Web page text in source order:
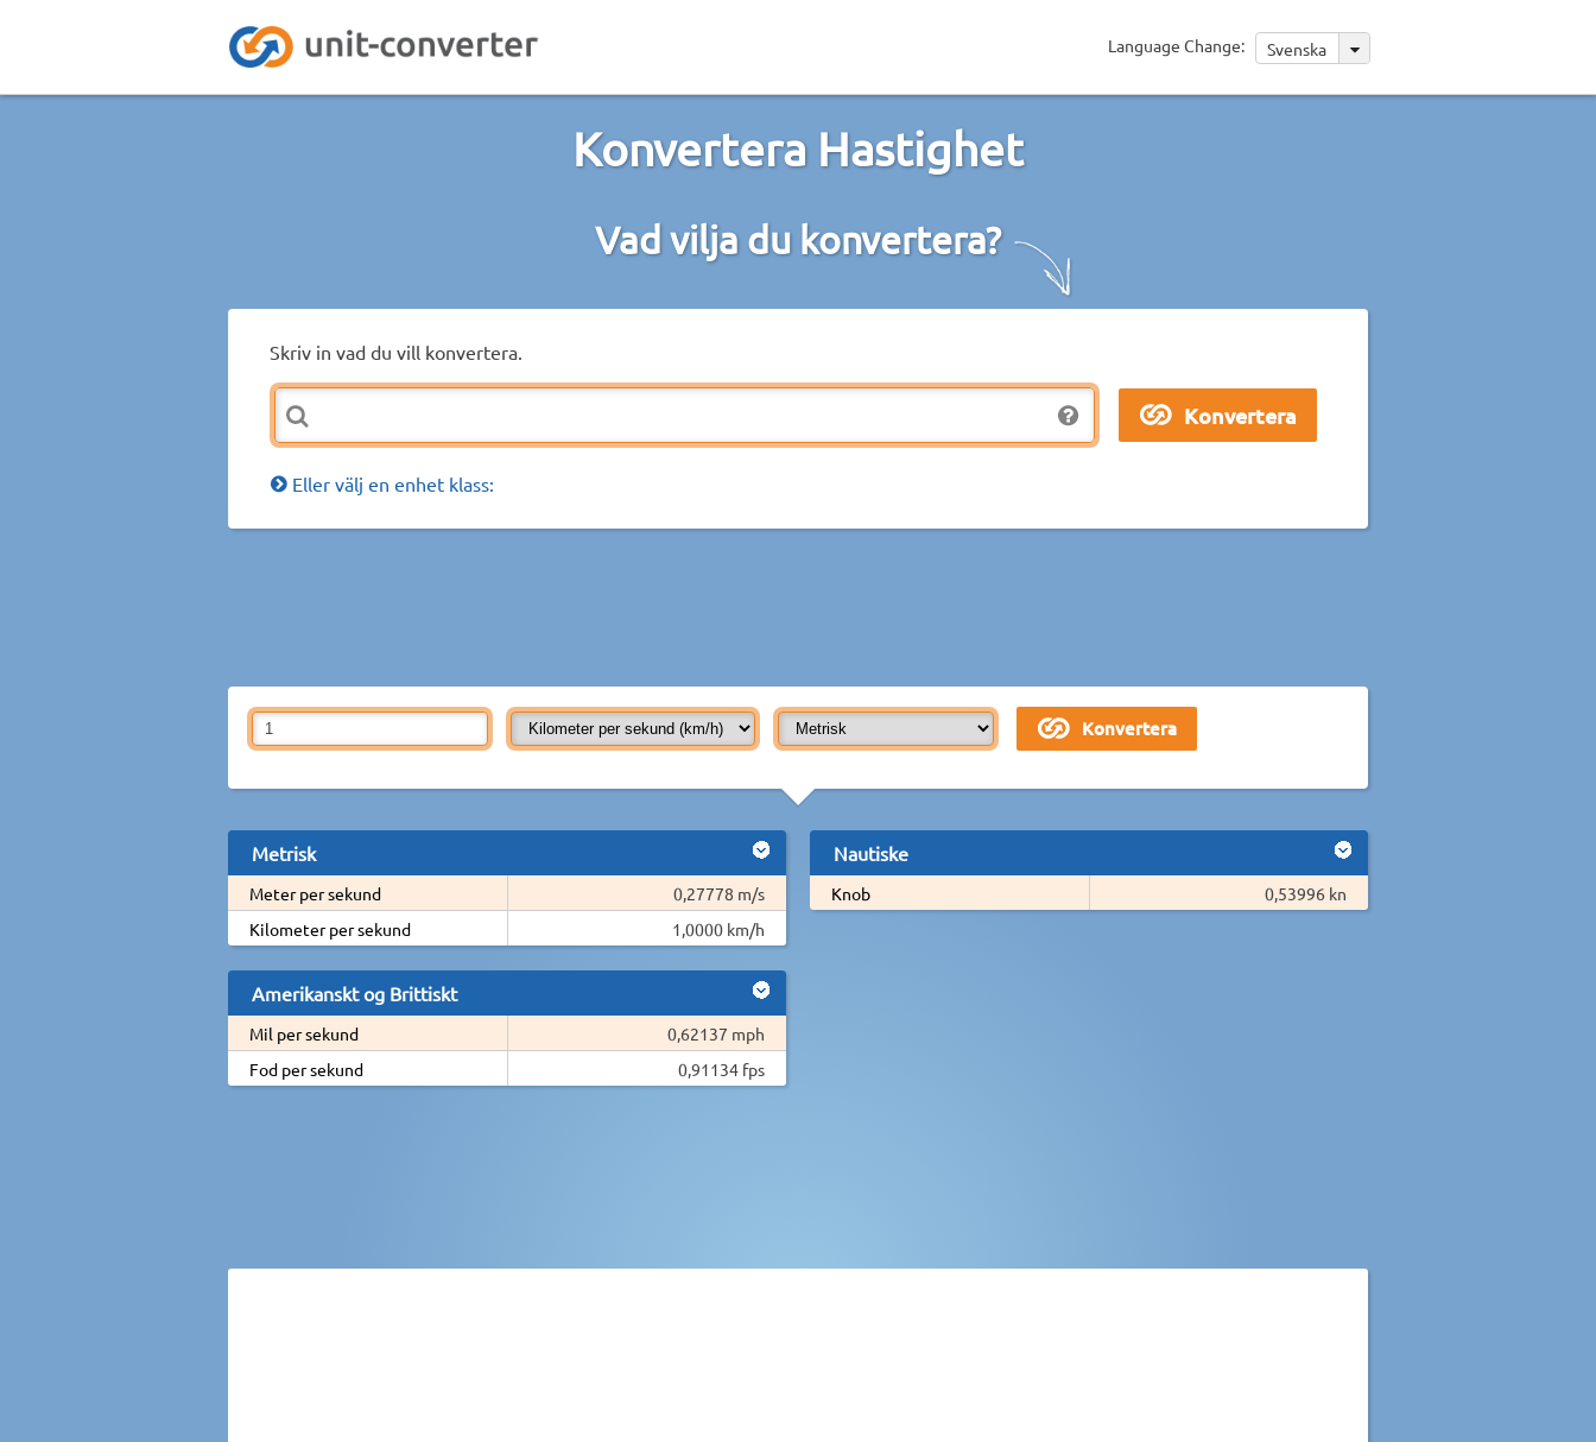
Language Change: Svenska
Konvertera Hastighet
Vad vilja du konvertera?
Skriv in vad du vill konvertera.
Eller välj en enhet klass:
Metrisk
Meter per sekund
0,27778 m/s
Kilometer per sekund
1,0000 km/h
Amerikanskt og Brittiskt
Mil per sekund
0,62137 mph
Fod per sekund
0,91134 fps
Nautiske
Knob 0,53996 kn